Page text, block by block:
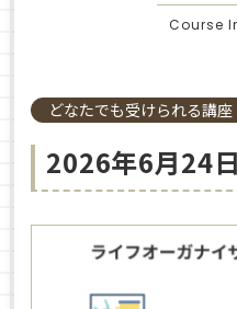
Course
どなたでも受けられる講座
2026年6月24日